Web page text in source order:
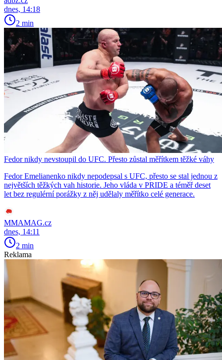
dnes, 14:18
2 min
Fedor nikdy nevstoupil do UFC. Přesto zůstal měřítkem těžké váhy
Fedor Emelianenko nikdy nepodepsal s UFC, přesto se stal jednou z
největších těžkých vah historie. Jeho vláda v PRIDE a téměř deset
let bez regulérní porážky z něj udělaly měřítko celé generace.
MMAMAG.cz
dnes, 14:11
2 min
Reklama